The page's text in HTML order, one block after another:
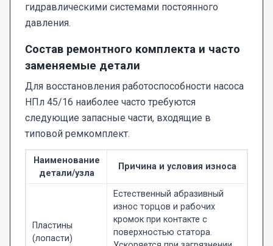
гидравлическими системами постоянного
давления.
Состав ремонтного комплекта и часто
заменяемые детали
Для восстановления работоспособности насоса
НПл 45/16 наиболее часто требуются
следующие запасные части, входящие в
типовой ремкомплект.
Наименование
детали/узла
Причина и условия износа
Пластины
(лопасти)
Естественный абразивный
износ торцов и рабочих
кромок при контакте с
поверхностью статора.